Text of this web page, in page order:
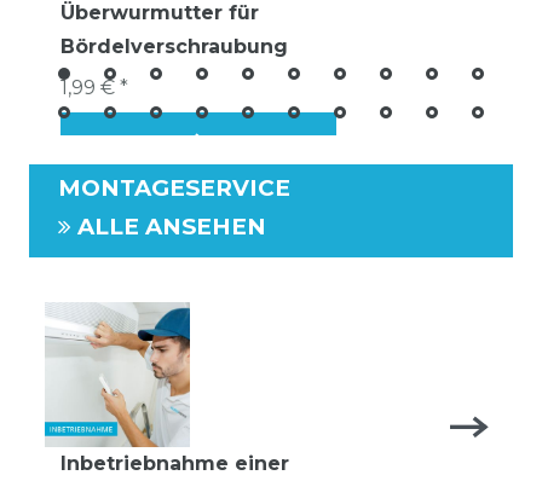
Überwurmutter für
Bördelverschraubung
1,99 € *
MONTAGESERVICE
ALLE ANSEHEN
Inbetriebnahme einer